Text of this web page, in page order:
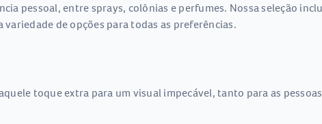
pessoal, entre sprays, colônias e perfumes. Nossa seleção
de opções para todas as preferências.
toque extra para um visual impecável, tanto para as